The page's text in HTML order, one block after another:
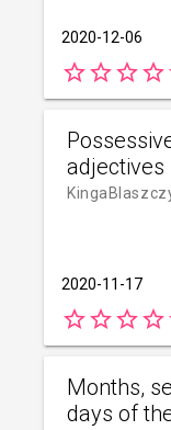
2020-12-06
star_borderstar_borderstar_borderstar_border
adjectives
2020-11-17
star_borderstar_borderstar_borderstar_border
Months,
days of